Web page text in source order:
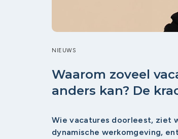
NIEUWS
Waarom zoveel
anders kan? De
Wie vacatures doorleest, ziet
dynamische werkomgeving,